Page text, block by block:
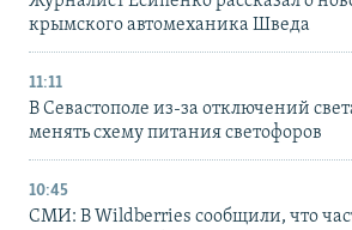
крымского автомеханика Шведа
11:11
В Севастополе из-за отключений
менять схему питания светофоров
10:45
СМИ: В Wildberries сообщили, что